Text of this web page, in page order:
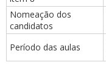
Nomeação dos
candidatos
Período das aulas